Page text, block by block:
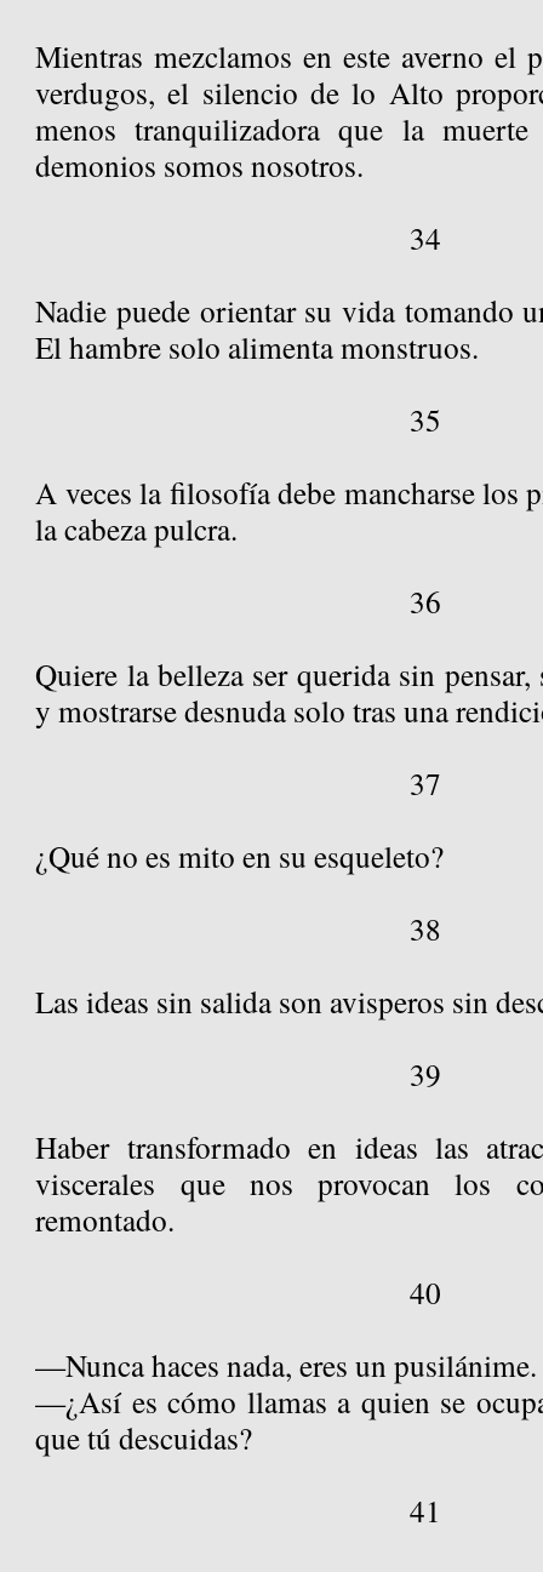
Mientras mezclamos en este averno el
verdugos, el silencio de lo Alto
menos tranquilizadora que la
demonios somos nosotros.
34
Nadie puede orientar su vida tomando
El hambre solo alimenta monstruos.
35
A veces la filosofía debe mancharse los
la cabeza pulcra.
36
Quiere la belleza ser querida sin pensar,
y mostrarse desnuda solo tras una
37
¿Qué no es mito en su esqueleto?
38
Las ideas sin salida son avisperos sin
39
Haber transformado en ideas las
viscerales que nos provocan los
remontado.
40
—Nunca haces nada, eres un pusilánime.
—¿Así es cómo llamas a quien se
que tú descuidas?
41